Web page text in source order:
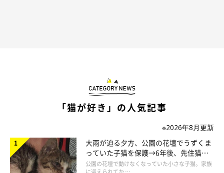
「猫が好き」の人気記事
※2026年8月更新
大雨が迫る夕方、公園の花壇でうずくま
っていた子猫を保護→6年後、先住猫
と“姉妹”のような関係に
公園の花壇で動けなくなっていた小さな子猫。家族